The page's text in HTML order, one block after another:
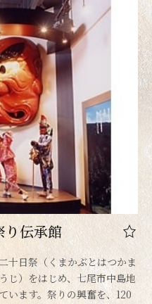
り伝承館
十日祭（くまかぶとはつかま
じ）をはじめ、七尾市中島地
います。祭りの興奮を、120